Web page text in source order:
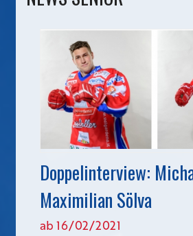
Doppelinterview:
Maximilian Sölva
ab 16/02/2021